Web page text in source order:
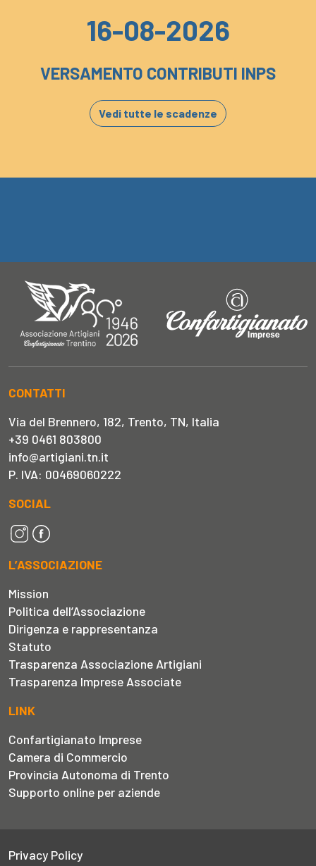
16-08-2026
VERSAMENTO CONTRIBUTI INPS
Vedi tutte le scadenze
CONTATTI
Via del Brennero, 182, Trento, TN, Italia
+39 0461 803800
info@artigiani.tn.it
P. IVA: 00469060222
SOCIAL
L’ASSOCIAZIONE
Mission
Politica dell’Associazione
Dirigenza e rappresentanza
Statuto
Trasparenza Associazione Artigiani
Trasparenza Imprese Associate
LINK
Confartigianato Imprese
Camera di Commercio
Provincia Autonoma di Trento
Supporto online per aziende
Privacy Policy